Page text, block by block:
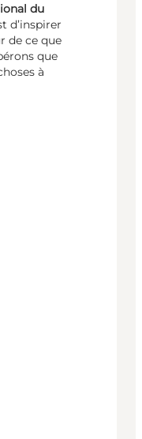
du
d’inspirer
de ce que
que
à